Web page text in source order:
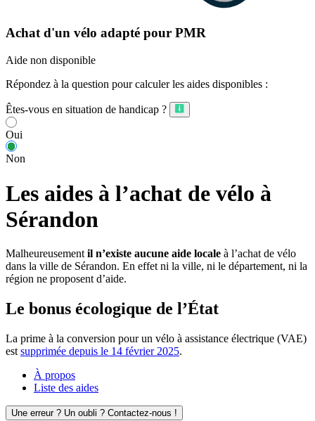
Achat d'un vélo adapté pour PMR
Aide non disponible
Répondez à la question pour calculer les aides disponibles :
Êtes-vous en situation de handicap ?
Oui
Non
Les aides à l’achat de vélo à
Sérandon
Malheureusement il n’existe aucune aide locale à l’achat de vélo
dans la ville de Sérandon. En effet ni la ville, ni le département, ni la
région ne proposent d’aide.
Le bonus écologique de l’État
La prime à la conversion pour un vélo à assistance électrique (VAE)
est supprimée depuis le 14 février 2025.
À propos
Liste des aides
Une erreur ? Un oubli ? Contactez-nous !